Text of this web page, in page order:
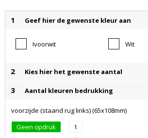
1 Geef hier de gewenste kleur aan
Ivoorwit Wit
2 Kies hier het gewenste aantal
3 Aantal kleuren bedrukking
voorzijde (staand rug links) (65x108mm)
Geen opdruk
1